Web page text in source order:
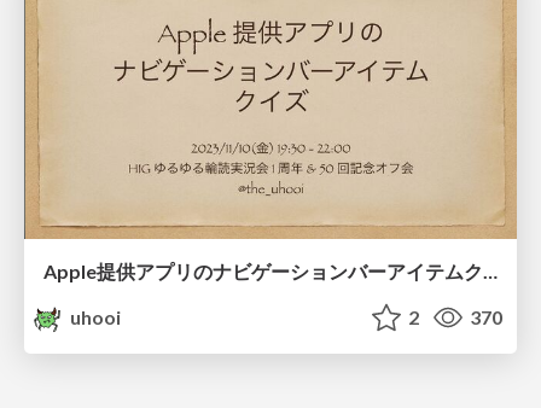
Apple提供アプリのナビゲーションバーアイテムクイズ / 20231110-hig
uhooi
2 370